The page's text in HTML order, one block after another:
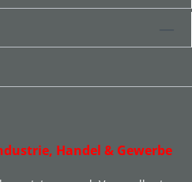
Handel & Gewerbe